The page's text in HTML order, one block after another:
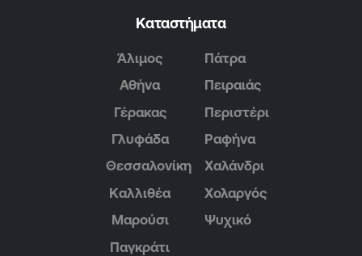
Καταστήματα
Άλιμος
Αθήνα
Γέρακας
Γλυφάδα
Θεσσαλονίκη
Καλλιθέα
Μαρούσι
Παγκράτι
Πάτρα
Πειραιάς
Περιστέρι
Ραφήνα
Χαλάνδρι
Χολαργός
Ψυχικό